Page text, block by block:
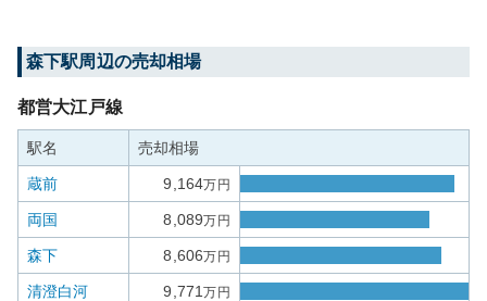
森下駅周辺の売却相場
都営大江戸線
駅名 売却相場
蔵前 9,164万円
両国 8,089万円
森下 8,606万円
清澄白河 9,771万円